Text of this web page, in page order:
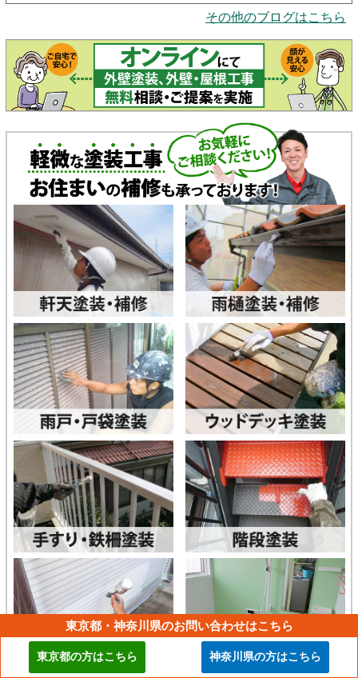
その他のブログはこちら
東京都・神奈川県のお問い合わせはこちら
東京都の方はこちら 神奈川県の方はこちら